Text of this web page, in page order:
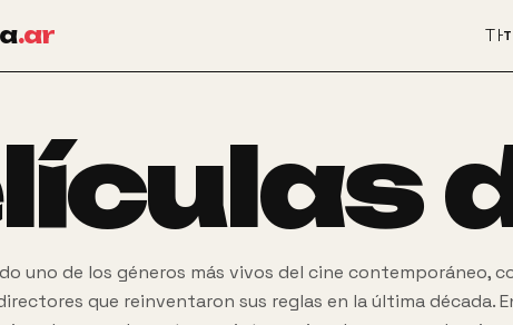
.ar
uno de los géneros más vivos del cine contemporáneo,
que reinventaron sus reglas en la última década.